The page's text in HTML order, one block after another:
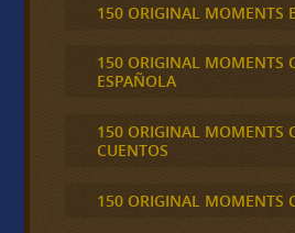
150 ORIGINAL MOMENTS
150 ORIGINAL MOMENTS
ESPAÑOLA
150 ORIGINAL MOMENTS
CUENTOS
150 ORIGINAL MOMENTS